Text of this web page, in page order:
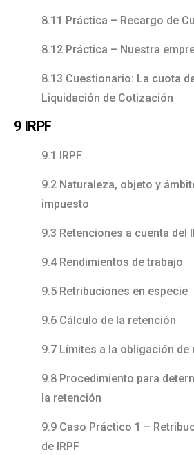
8.11 Práctica – Recargo de
8.12 Práctica – Nuestra
8.13 Cuestionario: La cuota
Liquidación de Cotización
9 IRPF
9.1 IRPF
9.2 Naturaleza, objeto y
impuesto
9.3 Retenciones a cuenta del
9.4 Rendimientos de trabajo
9.5 Retribuciones en especie
9.6 Cálculo de la retención
9.7 Límites a la obligación de
9.8 Procedimiento para
la retención
9.9 Caso Práctico 1 –
de IRPF